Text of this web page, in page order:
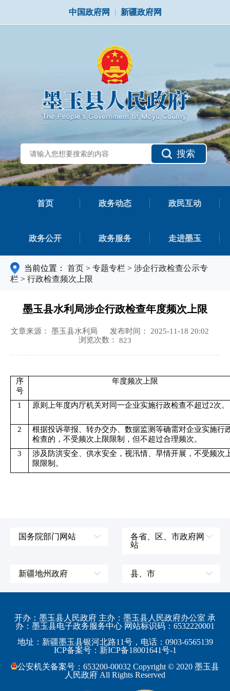
中国政府网 | 新疆政府网
搜索
首页 政务动态 政民互动
政务公开 政务服务 走进墨玉
当前位置： 首页 > 专题专栏 > 涉企行政检查公示专
栏 > 行政检查频次上限
墨玉县水利局涉企行政检查年度频次上限
文章来源： 墨玉县水利局
发布时间： 2025-11-18 20:02
浏览次数： 823
序
号
年度频次上限
1 原则上年度内厅机关对同一企业实施行政检查不超过2次。
2
根据投诉举报、转办交办、数据监测等确需对企业实施行
检查的，不受频次上限限制，但不超过合理频次。
3
涉及防洪安全、供水安全，视汛情、旱情开展，不受频次
限限制。
国务院部门网站
国防部
教育部
工业和信息化部
监察部
民政部
各省、区、市政府网
站
江苏省
浙江省
安徽省
福建省
新疆地州政府
伊犁哈萨克自治州
阿勒泰地区
博尔塔拉蒙古自治州
吐鲁番地区
县、市
皮山县
策勒县
民丰县
和田市
开办：墨玉县人民政府 主办：墨玉县人民政府办公室 承
办：墨玉县电子政务服务中心 网站标识码：6532220001
地址：新疆墨玉县银河北路11号，电话：0903-6565139
ICP备案号：新ICP备18001641号-1
公安机关备案号：653200-00032 Copyright © 2020 墨玉县
人民政府 All Rights Reserved